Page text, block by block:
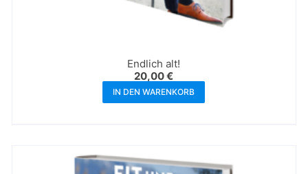
Endlich alt!
20,00€
IN DEN WARENKORB